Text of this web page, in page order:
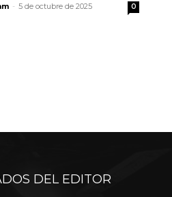
- 5 de octubre de 2025 0
DEL EDITOR